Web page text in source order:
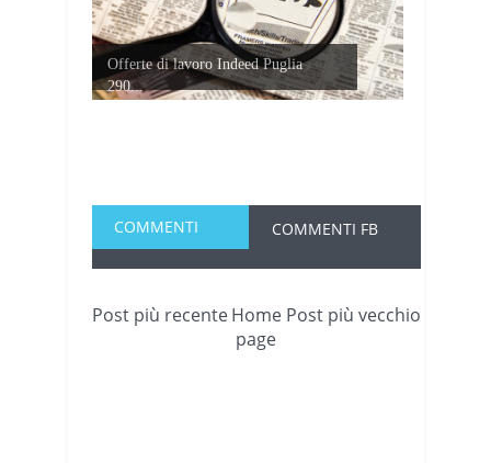
Offerte di lavoro Indeed Puglia
290...
COMMENTI COMMENTI FB
Post più recente Post più vecchio
Home
page